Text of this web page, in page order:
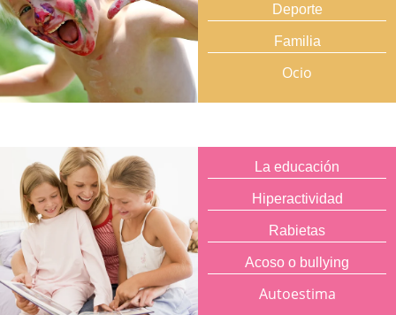
Deporte
Familia
Ocio
La educación
Hiperactividad
Rabietas
Acoso o bullying
Autoestima